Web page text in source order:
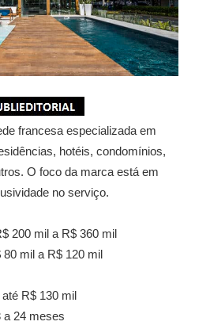
francesa especializada em
hotéis, condomínios,
O foco da marca está em
no serviço.
200 mil a R$ 360 mil
80 mil a R$ 120 mil
até R$ 130 mil
a 24 meses